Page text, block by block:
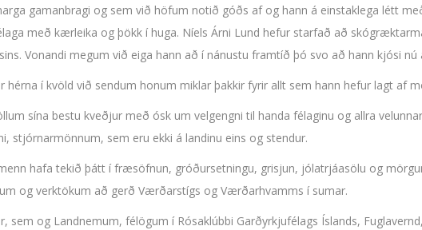
gamanbragi og sem við höfum notið góðs af og hann á einstaklega létt
með kærleika og þökk í huga. Níels Árni Lund hefur starfað að
Vonandi megum við eiga hann að í nánustu framtíð þó svo að hann kjósi nú
hérna í kvöld við sendum honum miklar þakkir fyrir allt sem hann hefur lagt af
sína bestu kveðjur með ósk um velgengni til handa félaginu og allra
stjórnarmönnum, sem eru ekki á landinu eins og stendur.
hafa tekið þátt í fræsöfnun, gróðursetningu, grisjun, jólatrjáasölu og
og verktökum að gerð Værðarstígs og Værðarhvamms í sumar.
sem og Landnemum, félögum í Rósaklúbbi Garðyrkjufélags Íslands,